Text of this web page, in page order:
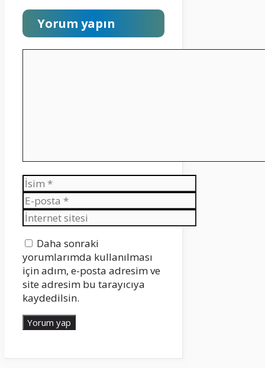
Yorum yapın
İsim
E-
posta
İnternet
sitesi
Daha sonraki
yorumlarımda kullanılması
için adım, e-posta adresim ve
site adresim bu tarayıcıya
kaydedilsin.